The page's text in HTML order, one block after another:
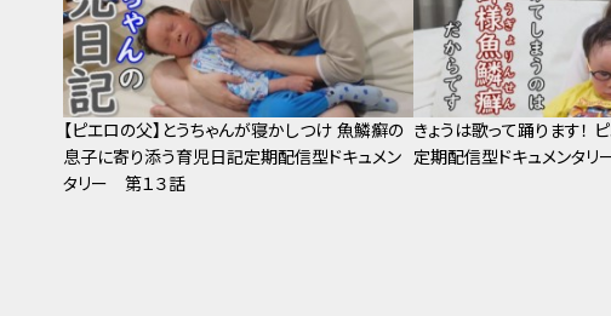
【ピエロの父】とうちゃんが寝かしつけ 魚鱗癬の
息子に寄り添う育児日記定期配信型ドキュメン
タリー 第１３話
きょうは歌って踊ります！
定期配信型ドキュメンタリ